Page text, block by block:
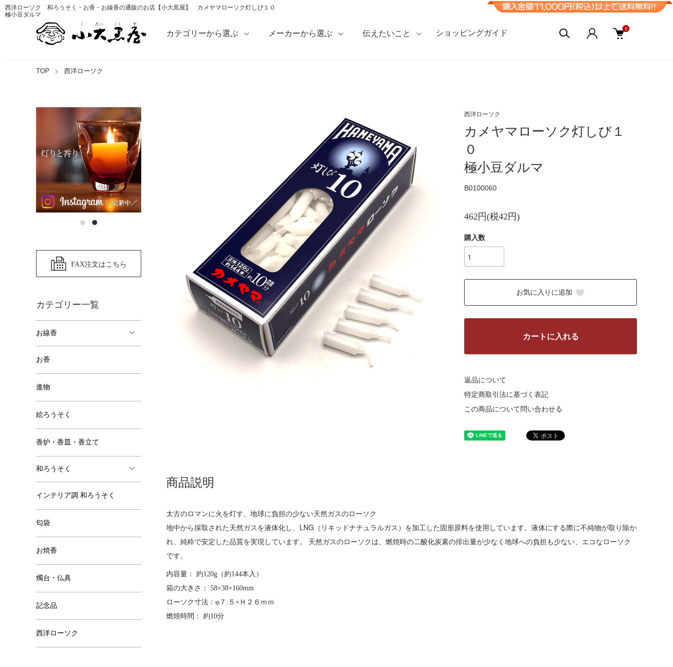
西洋ローソク 和ろうそく・お香・お線香の通販のお店【小大黒屋】 カメヤマローソク灯しび１０
極小豆ダルマ
カテゴリーから選ぶ メーカーから選ぶ 伝えたいこと ショッピングガイド 0
TOP 西洋ローソク
西洋ローソク
カメヤマローソク灯しび１
０
極小豆ダルマ
B0100060
462円(税42円)
購入数
お気に入りに追加
カートに入れる
返品について
特定商取引法に基づく表記
この商品について問い合わせる
商品説明
太古のロマンに火を灯す、地球に負担の少ない天然ガスのローソク
地中から採取された天然ガスを液体化し、LNG（リキッドナチュラルガス）を加工した固形原料を使用しています。液体にする際に不純物が取り除か
れ、純粋で安定した品質を実現しています。 天然ガスのローソクは、燃焼時の二酸化炭素の排出量が少なく地球への負担も少ない、エコなローソク
です。
内容量： 約120g（約144本入）
箱の大きさ： 58×38×160mm
ローソク寸法：φ７.５×Ｈ２６ｍｍ
燃焼時間： 約10分
FAX注文はこちら
カテゴリー一覧
お線香
お香
進物
絵ろうそく
香炉・香皿・香立て
和ろうそく
インテリア調 和ろうそく
匂袋
お焼香
燭台・仏具
記念品
西洋ローソク